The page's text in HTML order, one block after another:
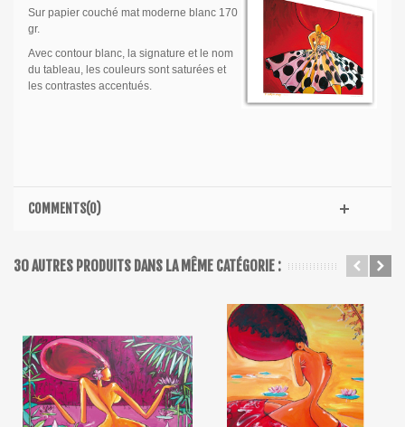
Sur papier couché mat moderne blanc 170
gr.
Avec contour blanc, la signature et le nom
du tableau, les couleurs sont saturées et
les contrastes accentués.
COMMENTS(0)
30 AUTRES PRODUITS DANS LA MÊME CATÉGORIE :